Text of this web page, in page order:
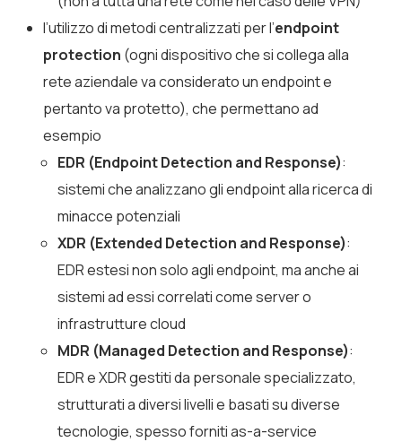
l’utilizzo di metodi centralizzati per l’endpoint
protection (ogni dispositivo che si collega alla
rete aziendale va considerato un endpoint e
pertanto va protetto), che permettano ad
esempio
EDR (Endpoint Detection and Response):
sistemi che analizzano gli endpoint alla ricerca di
minacce potenziali
XDR (Extended Detection and Response):
EDR estesi non solo agli endpoint, ma anche ai
sistemi ad essi correlati come server o
infrastrutture cloud
MDR (Managed Detection and Response):
EDR e XDR gestiti da personale specializzato,
strutturati a diversi livelli e basati su diverse
tecnologie, spesso forniti as-a-service